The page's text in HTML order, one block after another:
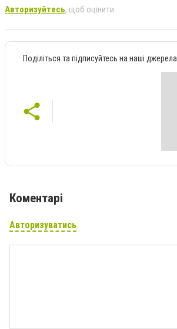
Авторизуйтесь, щоб оцінити
Поділіться та підписуйтесь на наші джерела
Коментарі
Авторизуватись